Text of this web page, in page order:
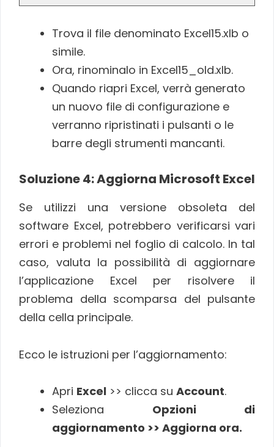
Trova il file denominato Excel15.xlb o
simile.
Ora, rinominalo in Excel15_old.xlb.
Quando riapri Excel, verrà generato
un nuovo file di configurazione e
verranno ripristinati i pulsanti o le
barre degli strumenti mancanti.
Soluzione 4: Aggiorna Microsoft Excel
Se utilizzi una versione obsoleta del
software Excel, potrebbero verificarsi vari
errori e problemi nel foglio di calcolo. In tal
caso, valuta la possibilità di aggiornare
l’applicazione Excel per risolvere il
problema della scomparsa del pulsante
della cella principale.
Ecco le istruzioni per l’aggiornamento:
Apri Excel >> clicca su Account.
Seleziona Opzioni di
aggiornamento >> Aggiorna ora.